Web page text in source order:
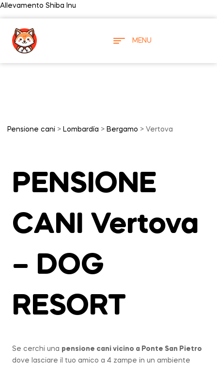
Allevamento Shiba Inu
MENU
Pensione cani > Lombardía > Bergamo > Vertova
PENSIONE
CANI Vertova
– DOG
RESORT
Se cerchi una pensione cani vicino a Ponte San Pietro
dove lasciare il tuo amico a 4 zampe in un ambiente